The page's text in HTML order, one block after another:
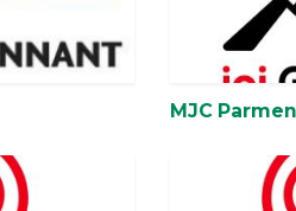
MJC